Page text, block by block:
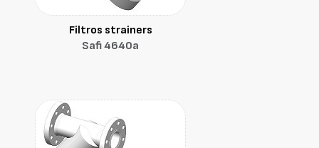
Filtros strainers
Safi 4640a